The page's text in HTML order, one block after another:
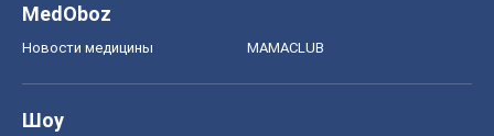
MedOboz
Новости медицины MAMACLUB
Шоу